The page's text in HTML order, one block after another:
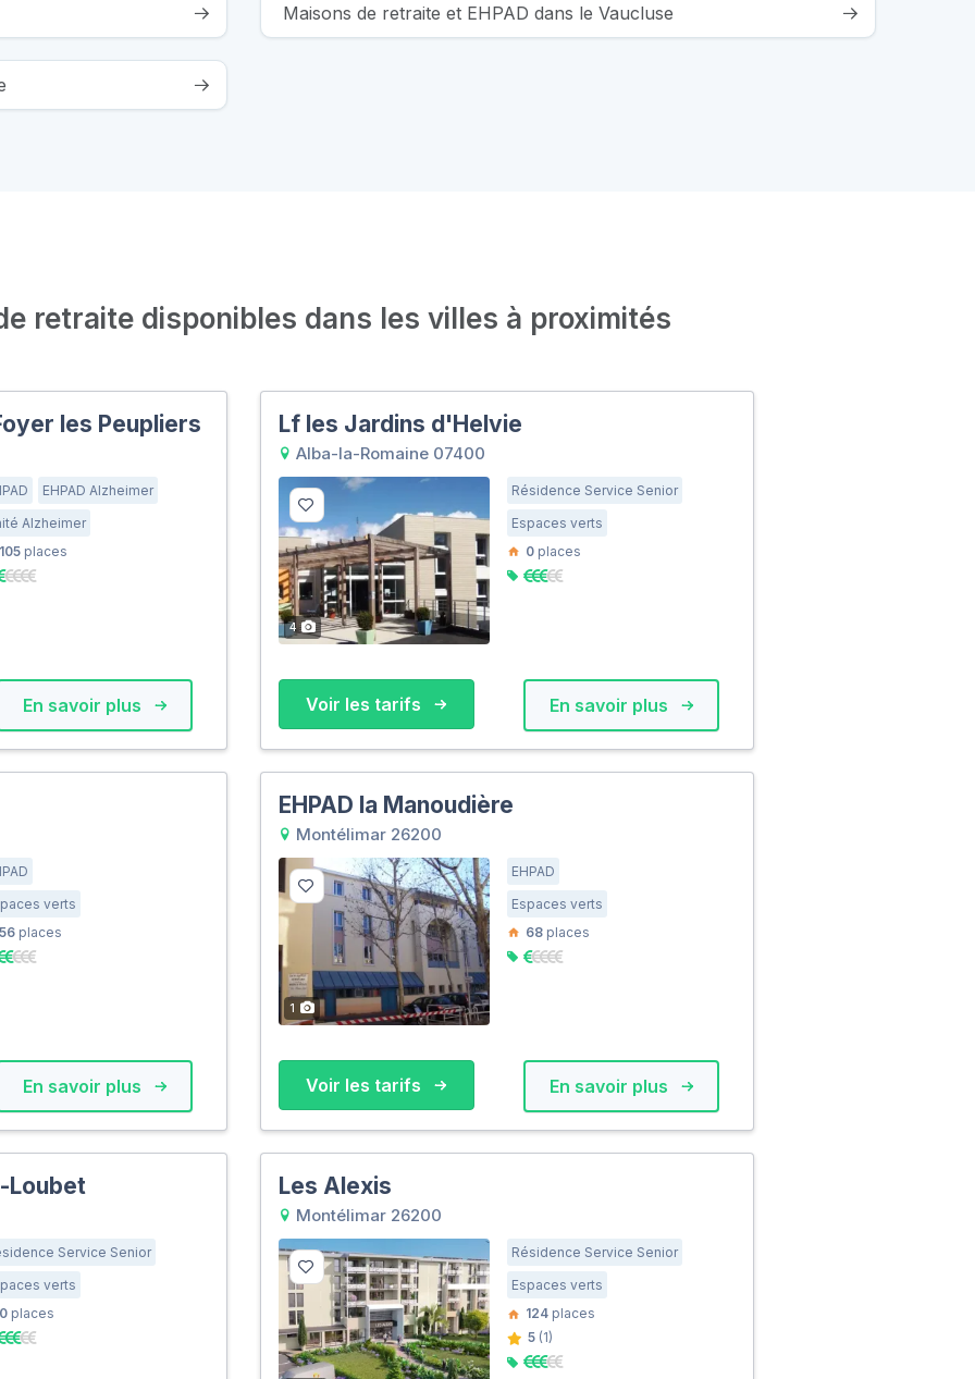
Maisons de retraite et EHPAD dans le Vaucluse
retraite disponibles dans les villes à proximités
les Peupliers
EHPAD Alzheimer
Alzheimer
places
En savoir plus
Lf les Jardins d'Helvie
Alba-la-Romaine 07400
4
Résidence Service Senior
Espaces verts
0 places
Voir les tarifs En savoir plus
verts
places
En savoir plus
EHPAD la Manoudière
Montélimar 26200
1
EHPAD
Espaces verts
68 places
Voir les tarifs En savoir plus
Loubet
Service Senior
verts
places
Les Alexis
Montélimar 26200
Résidence Service Senior
Espaces verts
124 places
5 (1)